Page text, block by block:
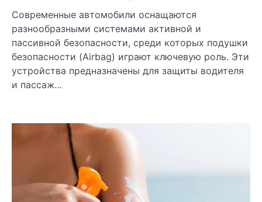
Современные автомобили оснащаются
разнообразными системами активной и
пассивной безопасности, среди которых подушки
безопасности (Airbag) играют ключевую роль. Эти
устройства предназначены для защиты водителя
и пассаж…